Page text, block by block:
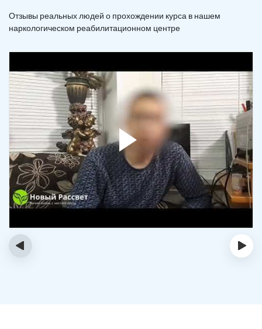
Отзывы реальных людей о прохождении курса в нашем
наркологическом реабилитационном центре
‹ ›